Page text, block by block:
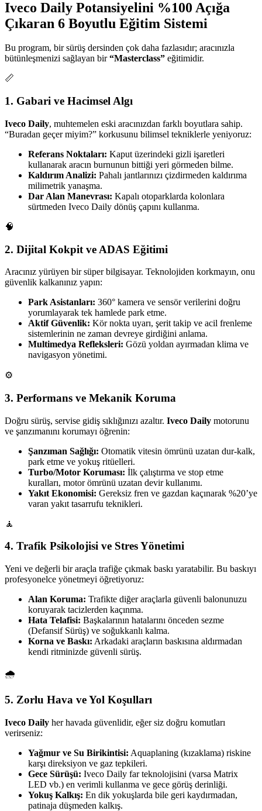
Iveco Daily Potansiyelini %100 Açığa
Çıkaran 6 Boyutlu Eğitim Sistemi
Bu program, bir sürüş dersinden çok daha fazlasıdır; aracınızla
bütünleşmenizi sağlayan bir“Masterclass” eğitimidir.
📏
1. Gabari ve Hacimsel Algı
Iveco Daily, muhtemelen eski aracınızdan farklı boyutlara sahip.
“Buradan geçer miyim?” korkusunu bilimsel tekniklerle yeniyoruz:
Referans Noktaları: Kaput üzerindeki gizli işaretleri
kullanarak aracın burnunun bittiği yeri görmeden bilme.
Kaldırım Analizi: Pahalı jantlarınızı çizdirmeden kaldırıma
milimetrik yanaşma.
Dar Alan Manevrası: Kapalı otoparklarda kolonlara
sürtmeden Iveco Daily dönüş çapını kullanma.
🧠
2. Dijital Kokpit ve ADAS Eğitimi
Aracınız yürüyen bir süper bilgisayar. Teknolojiden korkmayın, onu
güvenlik kalkanınız yapın:
Park Asistanları: 360° kamera ve sensör verilerini doğru
yorumlayarak tek hamlede park etme.
Aktif Güvenlik: Kör nokta uyarı, şerit takip ve acil frenleme
sistemlerinin ne zaman devreye girdiğini anlama.
Multimedya Refleksleri: Gözü yoldan ayırmadan klima ve
navigasyon yönetimi.
⚙️
3. Performans ve Mekanik Koruma
Doğru sürüş, servise gidiş sıklığınızı azaltır. Iveco Daily motorunu
ve şanzımanını korumayı öğrenin:
Şanzıman Sağlığı: Otomatik vitesin ömrünü uzatan dur-kalk,
park etme ve yokuş ritüelleri.
Turbo/Motor Koruması: İlk çalıştırma ve stop etme
kuralları, motor ömrünü uzatan devir kullanımı.
Yakıt Ekonomisi: Gereksiz fren ve gazdan kaçınarak %20’ye
varan yakıt tasarrufu teknikleri.
🧘
4. Trafik Psikolojisi ve Stres Yönetimi
Yeni ve değerli bir araçla trafiğe çıkmak baskı yaratabilir. Bu baskıyı
profesyonelce yönetmeyi öğretiyoruz:
Alan Koruma: Trafikte diğer araçlarla güvenli balonunuzu
koruyarak tacizlerden kaçınma.
Hata Telafisi: Başkalarının hatalarını önceden sezme
(Defansif Sürüş) ve soğukkanlı kalma.
Korna ve Baskı: Arkadaki araçların baskısına aldırmadan
kendi ritminizde güvenli sürüş.
🌧️
5. Zorlu Hava ve Yol Koşulları
Iveco Daily her havada güvenlidir, eğer siz doğru komutları
verirseniz:
Yağmur ve Su Birikintisi: Aquaplaning (kızaklama) riskine
karşı direksiyon ve gaz tepkileri.
Gece Sürüşü: Iveco Daily far teknolojisini (varsa Matrix
LED vb.) en verimli kullanma ve gece görüş derinliği.
Yokuş Kalkış: En dik yokuşlarda bile geri kaydırmadan,
patinaja düşmeden kalkış.